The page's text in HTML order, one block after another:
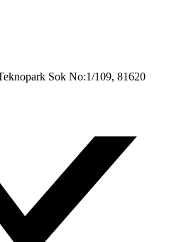
Sok No:1/109, 81620